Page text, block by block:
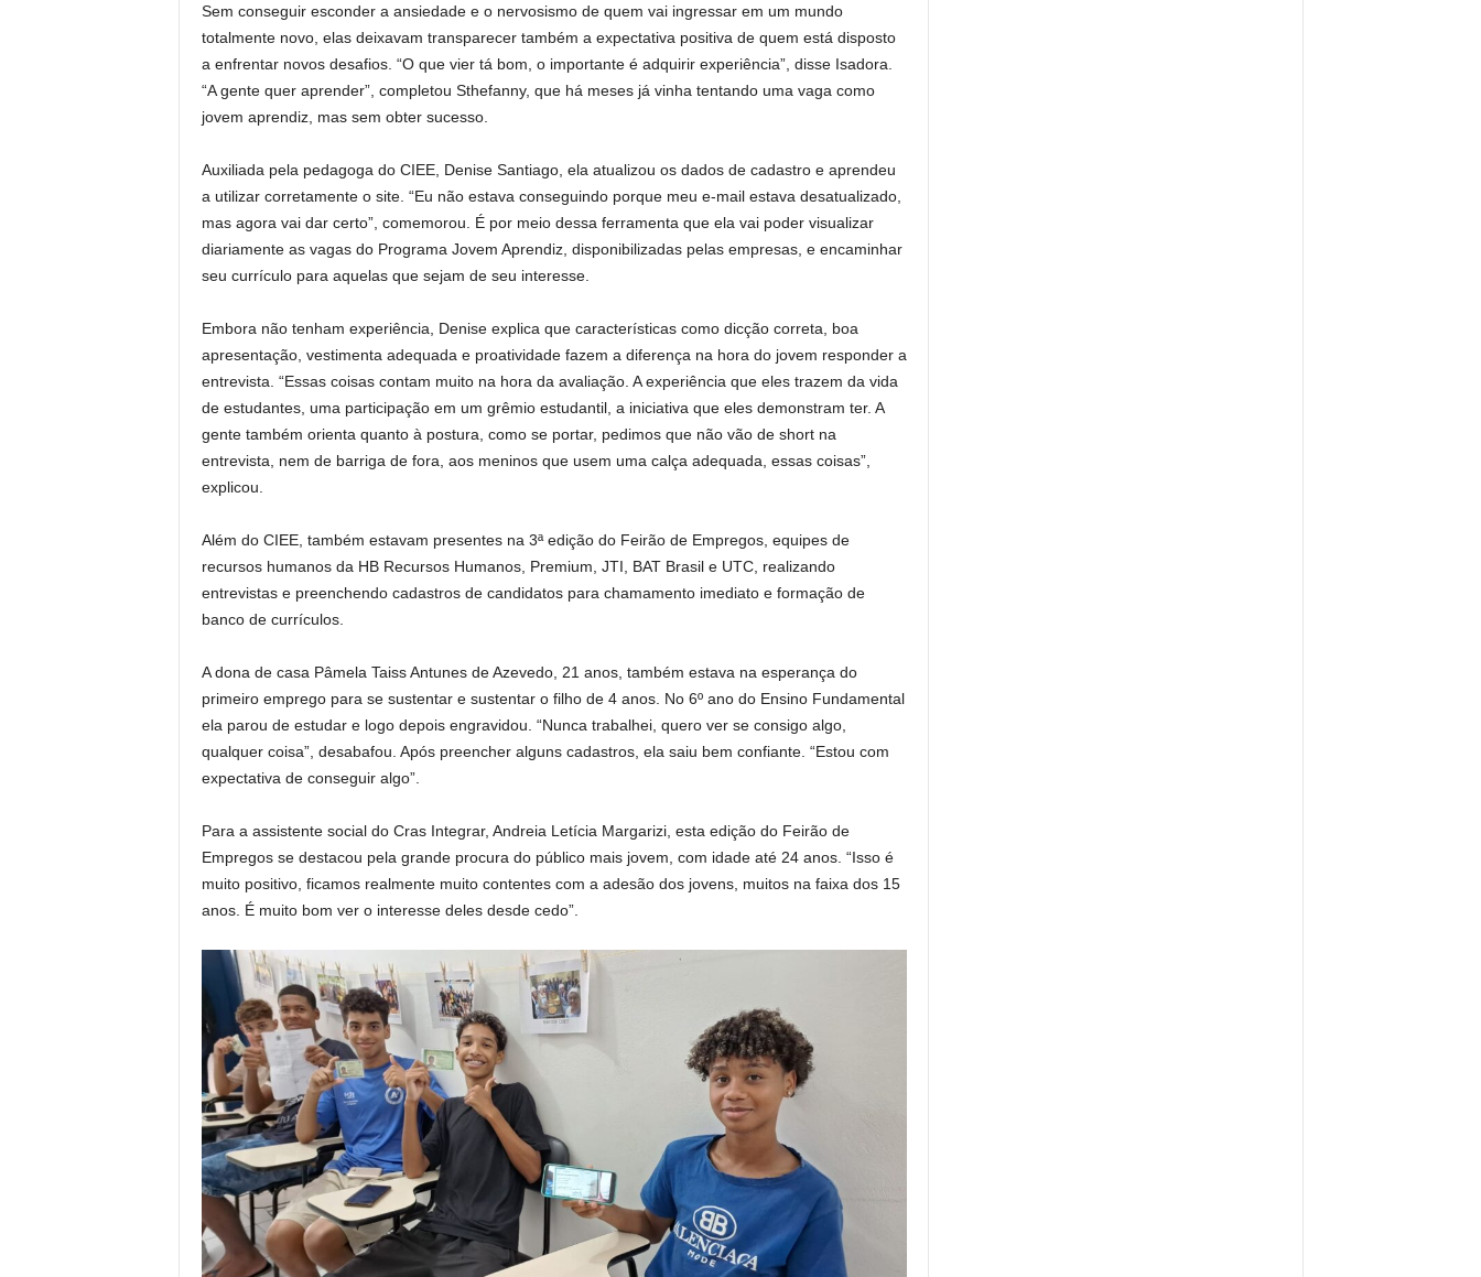
Sem conseguir esconder a ansiedade e o nervosismo de quem vai ingressar em um mundo
totalmente novo, elas deixavam transparecer também a expectativa positiva de quem está disposto
a enfrentar novos desafios. “O que vier tá bom, o importante é adquirir experiência”, disse Isadora.
“A gente quer aprender”, completou Sthefanny, que há meses já vinha tentando uma vaga como
jovem aprendiz, mas sem obter sucesso.
Auxiliada pela pedagoga do CIEE, Denise Santiago, ela atualizou os dados de cadastro e aprendeu
a utilizar corretamente o site. “Eu não estava conseguindo porque meu e-mail estava desatualizado,
mas agora vai dar certo”, comemorou. É por meio dessa ferramenta que ela vai poder visualizar
diariamente as vagas do Programa Jovem Aprendiz, disponibilizadas pelas empresas, e encaminhar
seu currículo para aquelas que sejam de seu interesse.
Embora não tenham experiência, Denise explica que características como dicção correta, boa
apresentação, vestimenta adequada e proatividade fazem a diferença na hora do jovem responder a
entrevista. “Essas coisas contam muito na hora da avaliação. A experiência que eles trazem da vida
de estudantes, uma participação em um grêmio estudantil, a iniciativa que eles demonstram ter. A
gente também orienta quanto à postura, como se portar, pedimos que não vão de short na
entrevista, nem de barriga de fora, aos meninos que usem uma calça adequada, essas coisas”,
explicou.
Além do CIEE, também estavam presentes na 3ª edição do Feirão de Empregos, equipes de
recursos humanos da HB Recursos Humanos, Premium, JTI, BAT Brasil e UTC, realizando
entrevistas e preenchendo cadastros de candidatos para chamamento imediato e formação de
banco de currículos.
A dona de casa Pâmela Taiss Antunes de Azevedo, 21 anos, também estava na esperança do
primeiro emprego para se sustentar e sustentar o filho de 4 anos. No 6º ano do Ensino Fundamental
ela parou de estudar e logo depois engravidou. “Nunca trabalhei, quero ver se consigo algo,
qualquer coisa”, desabafou. Após preencher alguns cadastros, ela saiu bem confiante. “Estou com
expectativa de conseguir algo”.
Para a assistente social do Cras Integrar, Andreia Letícia Margarizi, esta edição do Feirão de
Empregos se destacou pela grande procura do público mais jovem, com idade até 24 anos. “Isso é
muito positivo, ficamos realmente muito contentes com a adesão dos jovens, muitos na faixa dos 15
anos. É muito bom ver o interesse deles desde cedo”.